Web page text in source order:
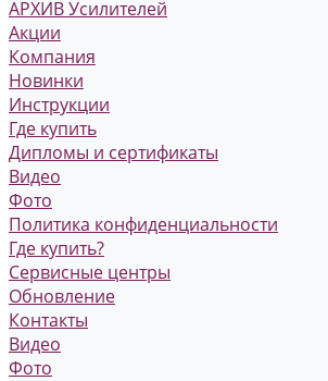
АРХИВ Усилителей
Акции
Компания
Новинки
Инструкции
Где купить
Дипломы и сертификаты
Видео
Фото
Политика конфиденциальности
Где купить?
Сервисные центры
Обновление
Контакты
Видео
Фото